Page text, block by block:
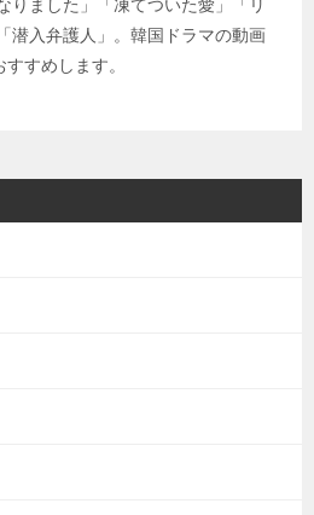
りました」「凍てついた愛」「リ
潜入弁護人」。韓国ドラマの動画
すめします。